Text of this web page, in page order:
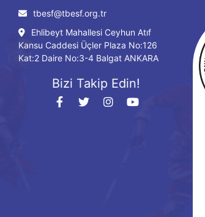
tbesf@tbesf.org.tr
Ehlibeyt Mahallesi Ceyhun Atıf
Kansu Caddesi Üçler Plaza No:126
Kat:2 Daire No:3-4 Balgat ANKARA
Bizi Takip Edin!